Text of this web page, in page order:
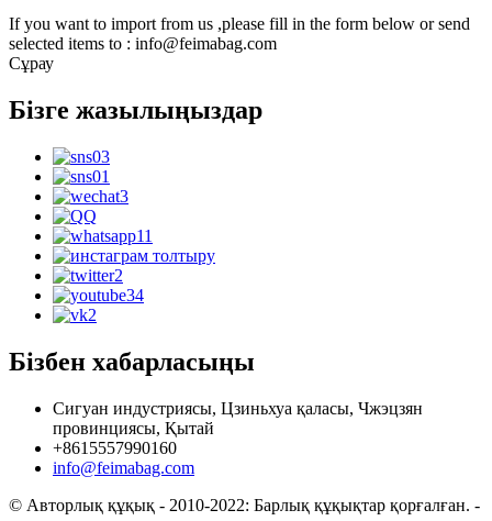
If you want to import from us ,please fill in the form below or send
selected items to : info@feimabag.com
Сұрау
Бізге жазылыңыздар
Бізбен хабарласыңы
Сигуан индустриясы, Цзиньхуа қаласы, Чжэцзян
провинциясы, Қытай
+8615557990160
info@feimabag.com
© Авторлық құқық - 2010-2022: Барлық құқықтар қорғалған. -